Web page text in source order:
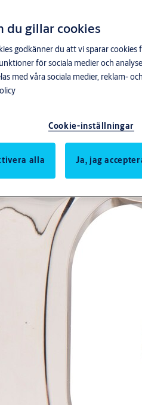
för Gör-det-själv-marknaden.
höjder på cylinderringen till 3 olika
att hitta rätt storlek för varje dörr.
2 mm från cylinderringen.
du gillar cookies
godkänner du att vi sparar cookies
för sociala medier och
med våra sociala medier, reklam-
Cookie-inställningar
alla Ja, jag